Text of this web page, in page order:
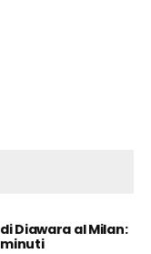
Diawara al Milan: